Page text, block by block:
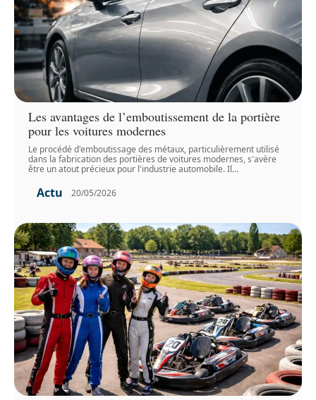
Les avantages de l’emboutissement de la portière
pour les voitures modernes
Le procédé d'emboutissage des métaux, particulièrement utilisé
dans la fabrication des portières de voitures modernes, s'avère
être un atout précieux pour l'industrie automobile. Il…
Actu 20/05/2026